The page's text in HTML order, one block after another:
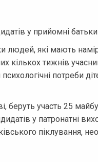
у прийомні батьки
людей, які мають
кількох тижнів
потреби
беруть участь 25
у патронатні
піклування,